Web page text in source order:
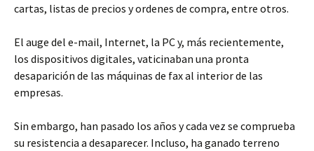
cartas, listas de precios y ordenes de compra, entre otros.
El auge del e-mail, Internet, la PC y, más recientemente,
los dispositivos digitales, vaticinaban una pronta
desaparición de las máquinas de fax al interior de las
empresas.
Sin embargo, han pasado los años y cada vez se comprueba
su resistencia a desaparecer. Incluso, ha ganado terreno